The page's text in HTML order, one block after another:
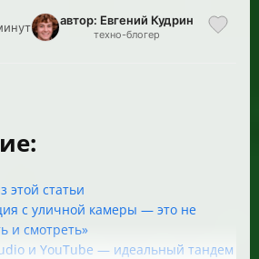
автор: Евгений Кудрин
техно-блогер
этой статьи
с уличной камеры — это не
и смотреть»
и YouTube — идеальный тандем